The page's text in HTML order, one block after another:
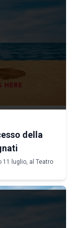
della
luglio, al Teatro